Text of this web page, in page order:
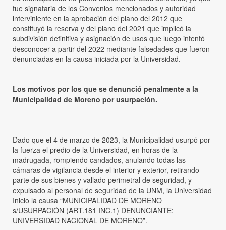
fue signataria de los Convenios mencionados y autoridad
interviniente en la aprobación del plano del 2012 que
constituyó la reserva y del plano del 2021 que implicó la
subdivisión definitiva y asignación de usos que luego intentó
desconocer a partir del 2022 mediante falsedades que fueron
denunciadas en la causa iniciada por la Universidad.
Los motivos por los que se denunció penalmente a la
Municipalidad de Moreno por usurpación.
Dado que el 4 de marzo de 2023, la Municipalidad usurpó por
la fuerza el predio de la Universidad, en horas de la
madrugada, rompiendo candados, anulando todas las
cámaras de vigilancia desde el interior y exterior, retirando
parte de sus bienes y vallado perimetral de seguridad, y
expulsado al personal de seguridad de la UNM, la Universidad
Inicio la causa “MUNICIPALIDAD DE MORENO
s/USURPACIÓN (ART.181 INC.1) DENUNCIANTE:
UNIVERSIDAD NACIONAL DE MORENO”.